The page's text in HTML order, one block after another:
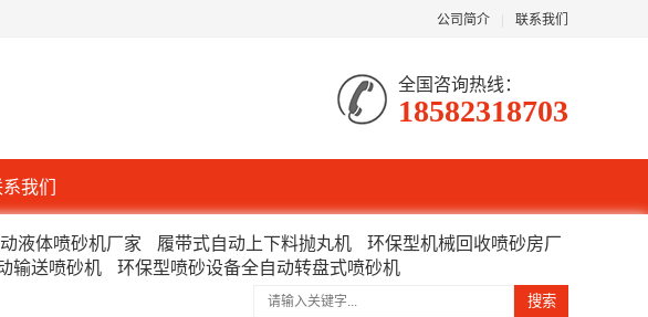
公司简介 联系我们
全国咨询热线：
18582318703
我们
液体喷砂机厂家 履带式自动上下料抛丸机
环保型机械回收喷砂房厂
输送喷砂机 环保型喷砂设备全自动转盘式喷砂机
搜索